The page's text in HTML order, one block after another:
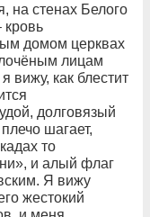
на стенах Белого
кровь
домом церквах
лицам
вижу, как блестит
долговязый
шагает,
то
и алый флаг
Я вижу
жестокий